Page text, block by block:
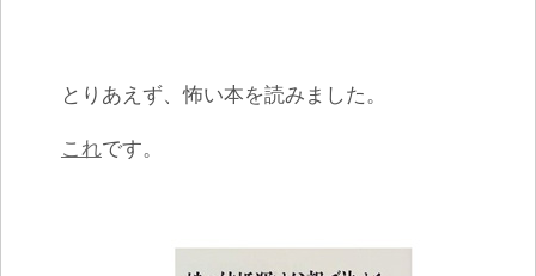
とりあえず、怖い本を読みました。
これです。